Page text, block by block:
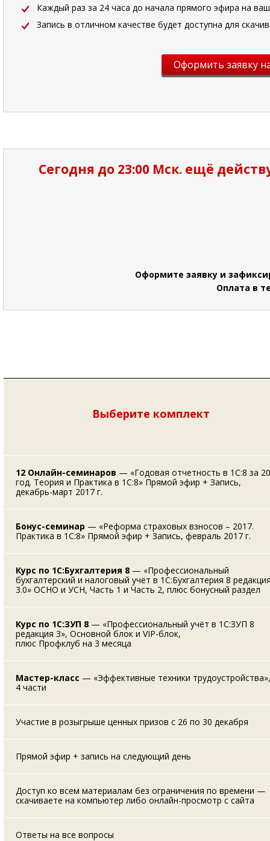
Каждый раз за 24 часа до начала прямого эфира на
Запись в отличном качестве будет доступна для
Оформить заявку
Сегодня до 23:00 Мск. ещё
Оформите заявку и
Оплата в
Выберите комплект
12 Онлайн-семинаров — «Годовая отчетность в 1С:8 за
год. Теория и Практика в 1С:8» Прямой эфир + Запись,
декабрь-март 2017 г.
Бонус-семинар — «Реформа страховых взносов – 2017.
Практика в 1С:8» Прямой эфир + Запись, февраль 2017 г.
Курс по 1С:Бухгалтерия 8 — «Профессиональный
бухгалтерский и налоговый учёт в 1С:Бухгалтерия 8
3.0» ОСНО и УСН, Часть 1 и Часть 2, плюс бонусный раздел
Курс по 1С:ЗУП 8 — «Профессиональный учёт в 1С:ЗУП 8
редакция 3», Основной блок и VIP-блок,
плюс Профклуб на 3 месяца
Мастер-класс — «Эффективные техники трудоустройства»,
4 части
Участие в розыгрыше ценных призов с 26 по 30 декабря
Прямой эфир + запись на следующий день
Доступ ко всем материалам без ограничения по времени —
скачиваете на компьютер либо онлайн-просмотр с сайта
Ответы на все вопросы